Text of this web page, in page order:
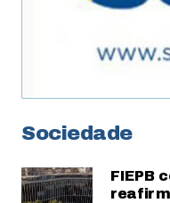
Sociedade
FIEPB